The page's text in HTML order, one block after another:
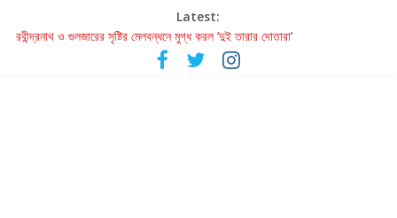
Latest:
রবীন্দ্রনাথ ও গুলজারের সৃষ্টির মেলবন্ধনে মুগ্ধ করল ‘দুই তারার দোতারা’
কলের গান থেকে রীলস্ — বাঙালির গান শোনার বিবর্তনের গল্প
জগন্নাথমঙ্গলম্ — বাংলায় প্রথমবার মঞ্চে এবার রথযাত্রার উদযাপন